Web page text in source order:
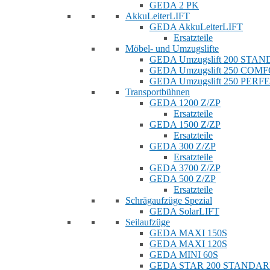
GEDA 2 PK
AkkuLeiterLIFT
GEDA AkkuLeiterLIFT
Ersatzteile
Möbel- und Umzugslifte
GEDA Umzugslift 200
GEDA Umzugslift 250
GEDA Umzugslift 250
Transportbühnen
GEDA 1200 Z/ZP
Ersatzteile
GEDA 1500 Z/ZP
Ersatzteile
GEDA 300 Z/ZP
Ersatzteile
GEDA 3700 Z/ZP
GEDA 500 Z/ZP
Ersatzteile
Schrägaufzüge Spezial
GEDA SolarLIFT
Seilaufzüge
GEDA MAXI 150S
GEDA MAXI 120S
GEDA MINI 60S
GEDA STAR 200